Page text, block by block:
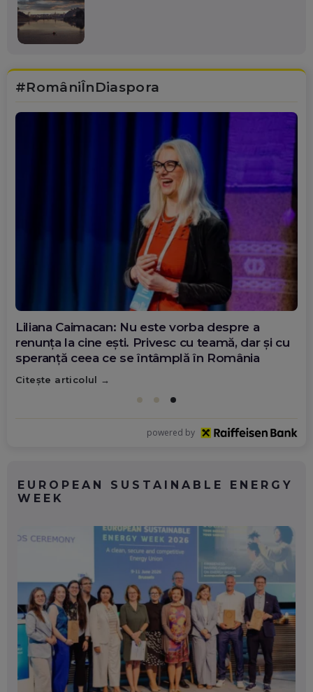
#RomâniÎnDiaspora
Diana Olar, românca de la Google care
demonstrează că diaspora poate schimba
România
Citește articolul
powered by
EUROPEAN SUSTAINABLE ENERGY
WEEK